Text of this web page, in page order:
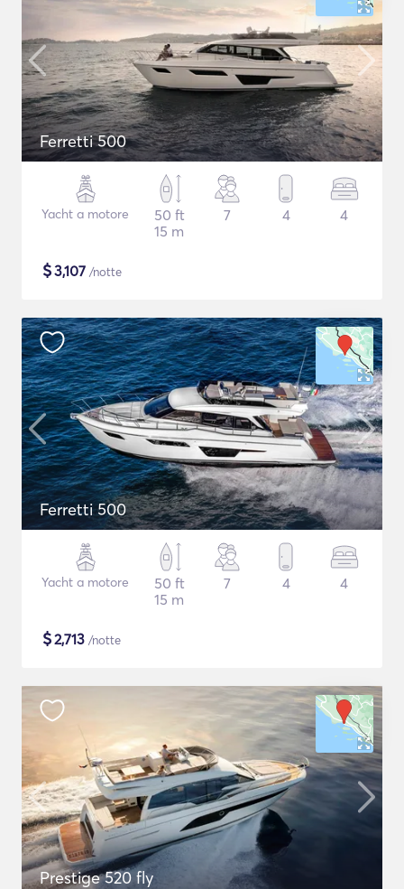
Ferretti 500
Yacht a motore
50 ft
15 m
7 4 4
$3,107 /notte
Ferretti 500
Yacht a motore
50 ft
15 m
7 4 4
$2,713 /notte
Prestige 520 fly